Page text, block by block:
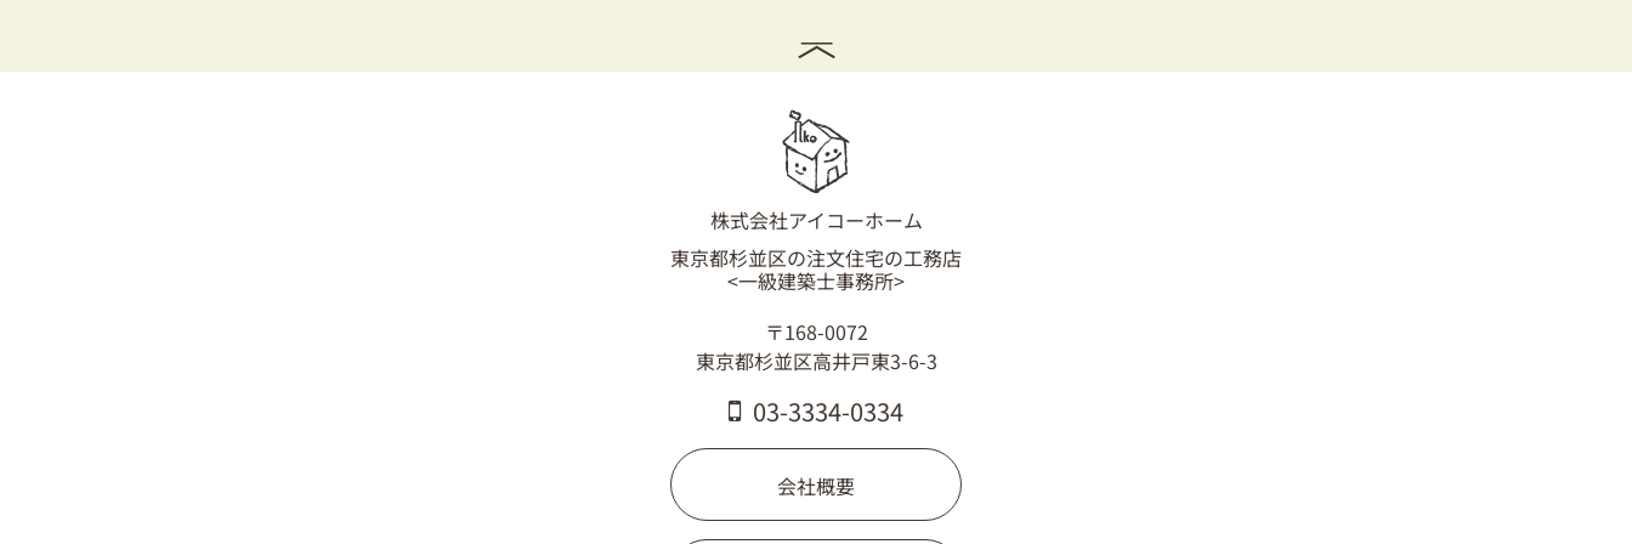
株式会社アイコーホーム
東京都杉並区の注文住宅の工務店
<一級建築士事務所>
〒168-0072
東京都杉並区高井戸東3-6-3
03-3334-0334
会社概要